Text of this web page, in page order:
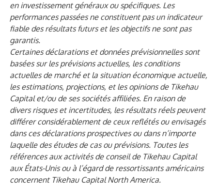
en investissement généraux ou spécifiques. Les
performances passées ne constituent pas un indicateur
fiable des résultats futurs et les objectifs ne sont pas
garantis.
Certaines déclarations et données prévisionnelles sont
basées sur les prévisions actuelles, les conditions
actuelles de marché et la situation économique actuelle,
les estimations, projections, et les opinions de Tikehau
Capital et/ou de ses sociétés affiliées. En raison de
divers risques et incertitudes, les résultats réels peuvent
différer considérablement de ceux reflétés ou envisagés
dans ces déclarations prospectives ou dans n’importe
laquelle des études de cas ou prévisions. Toutes les
références aux activités de conseil de Tikehau Capital
aux États-Unis ou à l’égard de ressortissants américains
concernent Tikehau Capital North America.